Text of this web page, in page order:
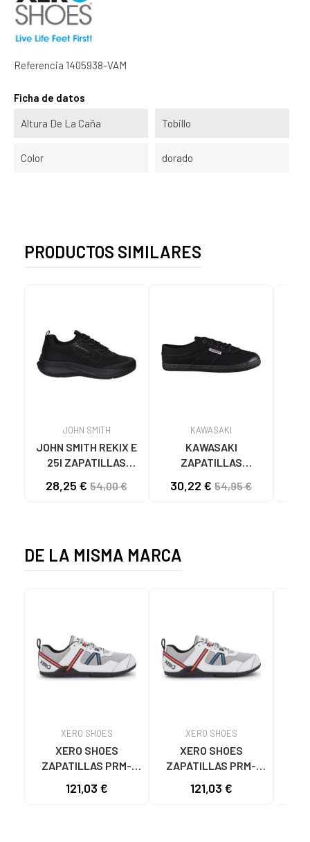
Referencia 1405938-VAM
Ficha de datos
Altura De La Caña Tobillo
Color dorado
PRODUCTOS SIMILARES
JOHN SMITH
JOHN SMITH REKIX E
25I ZAPATILLAS
NEGRO NEGRO
28,25 € 54,00 €
KAWASAKI
KAWASAKI
ZAPATILLAS
CANVAS K192495
30,22 € 54,95 €
DE LA MISMA MARCA
XERO SHOES
XERO SHOES
ZAPATILLAS PRM-
ROJO
121,03 €
XERO SHOES
XERO SHOES
ZAPATILLAS PRM-
121,03 €